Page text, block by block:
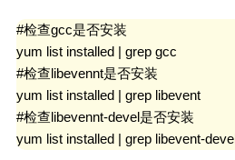
#检查gcc是否安装
yum list installed | grep gcc
#检查libevennt是否安装
yum list installed | grep libevent
#检查libevennt-devel是否安装
yum list installed | grep libevent-
核心
Linux
计算机基础
设计模式